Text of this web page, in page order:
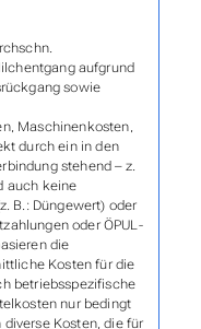
aufgrund
sowie
Maschinenkosten,
durch ein in den
stehend – z.
auch keine
B.: Düngewert) oder
oder ÖPUL-
die
Kosten für die
betriebsspezifische
nur bedingt
Kosten, die für